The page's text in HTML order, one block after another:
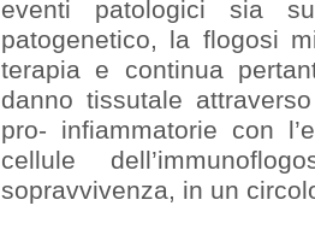
eventi patologici sia
patogenetico, la flogosi
terapia e continua
danno tissutale
pro- infiammatorie con
cellule
sopravvivenza, in un